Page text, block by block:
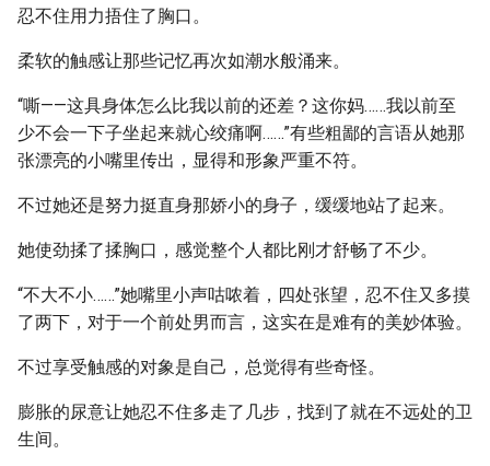
忍不住用力捂住了胸口。
柔软的触感让那些记忆再次如潮水般涌来。
“嘶——这具身体怎么比我以前的还差？这你妈……我以前至
少不会一下子坐起来就心绞痛啊……”有些粗鄙的言语从她那
张漂亮的小嘴里传出，显得和形象严重不符。
不过她还是努力挺直身那娇小的身子，缓缓地站了起来。
她使劲揉了揉胸口，感觉整个人都比刚才舒畅了不少。
“不大不小……”她嘴里小声咕哝着，四处张望，忍不住又多摸
了两下，对于一个前处男而言，这实在是难有的美妙体验。
不过享受触感的对象是自己，总觉得有些奇怪。
膨胀的尿意让她忍不住多走了几步，找到了就在不远处的卫
生间。